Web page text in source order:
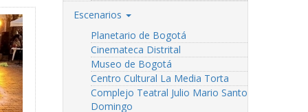
Escenarios
Planetario de Bogotá
Cinemateca Distrital
Museo de Bogotá
Centro Cultural La Media Torta
Complejo Teatral Julio Mario Santo
Domingo